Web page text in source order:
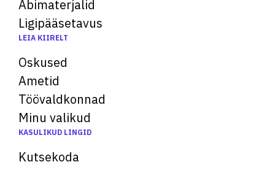
Abimaterjalid
Ligipääsetavus
LEIA KIIRELT
Oskused
Ametid
Töövaldkonnad
Minu valikud
KASULIKUD LINGID
Kutsekoda